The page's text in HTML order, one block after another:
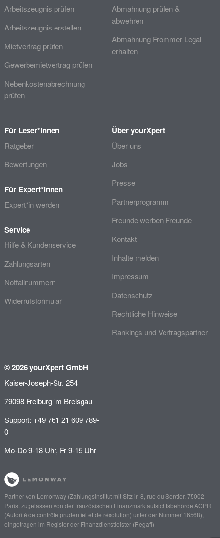
Arbeitszeugnis prüfen
Arbeitszeugnis erstellen
Mietvertrag prüfen
Gewerbemietvertrag prüfen
Nebenkostenabrechnung
prüfen
Abmahnung prüfen &
abwehren
Abmahnung Frommer Legal
erhalten
Für Leser*innen
Ratgeber
Bewertungen
Für Expert*innen
Expert*in werden
Service
Hilfe & Kundenservice
Zahlungsarten
Notfallnummern
Widerrufsformular
Über yourXpert
Über uns
Jobs
Presse
Partnerprogramm
Freunde werben Freunde
Kontakt
Inhalte melden
Impressum
Datenschutz
Rechtliche Hinweise
Rankings und Vertragspartner
© 2026 yourXpert GmbH
Kaiser-Joseph-Str. 254
79098 Freiburg im Breisgau
Support: +49 761 21 609 789-
0
Mo-Do 9-18 Uhr, Fr 9-15 Uhr
Partner von Lemonway(Zahlungsinstitut mit Sitz in 8, rue du Sentier, 75002
Paris, zugelassen von der französischen Finanzmarktaufsichtsbehörde ACPR
(Autorité de contrôle prudentiel et de résolution) unter der Nummer 16568),
eingetragen im Register der Finanzdienstleister (Regafi)